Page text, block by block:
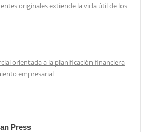
originales extiende la vida útil de los
orientada a la planificación financiera
empresarial
Press